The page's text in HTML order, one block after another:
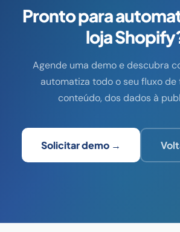
Pronto para
loja
Agende uma demo e descubra
automatiza todo o seu fluxo
conteúdo, dos dados à
Solicitar demo →